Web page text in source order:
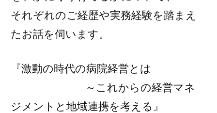
それぞれのご経歴や実務経験を踏まえ
たお話を伺います。
『激動の時代の病院経営とは
～これからの経営マネ
ジメントと地域連携を考える』